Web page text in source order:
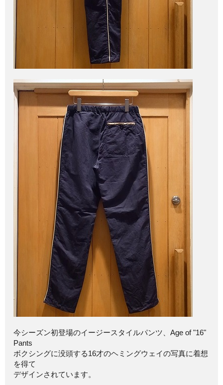
今シーズン初登場のイージースタイルパンツ、Age of "16"
Pants
ボクシングに没頭する16才のヘミングウェイの写真に着想
を得て
デザインされています。